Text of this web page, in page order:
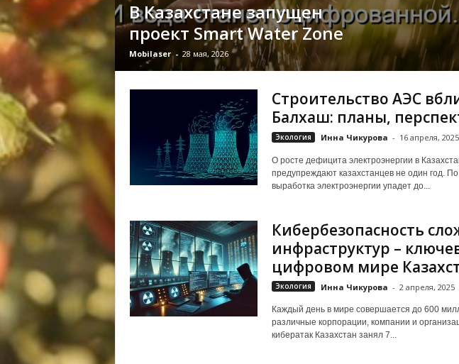
В Казахстане запущен
проект Smart Water Zone
Mobilaser - 28 мая, 2026
Строительство АЭС
Балхаш: планы,
Экология Инна Чикурова - 16 апреля, 2025
О росте дефицита электроэнергии в
предупреждают казахстанцев не один год.
выработка электроэнергии упадет до...
Кибербезопасность
инфраструктур –
цифровом мире
Экология Инна Чикурова - 2 апреля, 2025
Каждый день в мире совершается до 600
различные корпорации, компании и
кибератак Казахстан занял 7...